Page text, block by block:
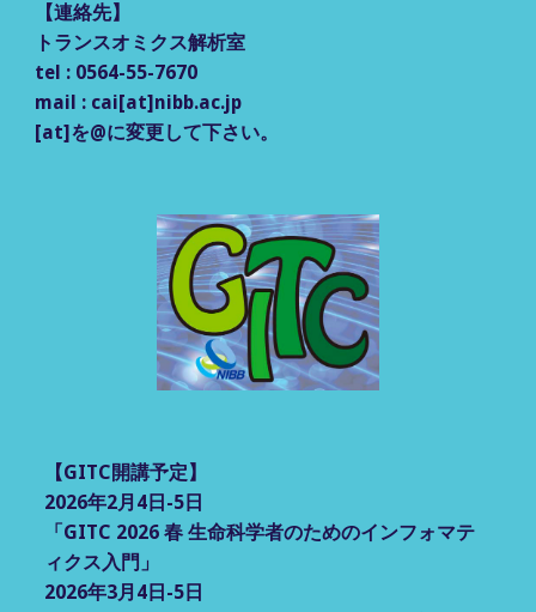
【連絡先】
トランスオミクス解析室
tel : 0564-55-7670
mail : cai[at]nibb.ac.jp
[at]を@に変更して下さい。
【GITC開講予定】
2026年2月4日-5日
「GITC 2026 春 生命科学者のためのインフォマテ
ィクス入門」
2026年3月4日-5日